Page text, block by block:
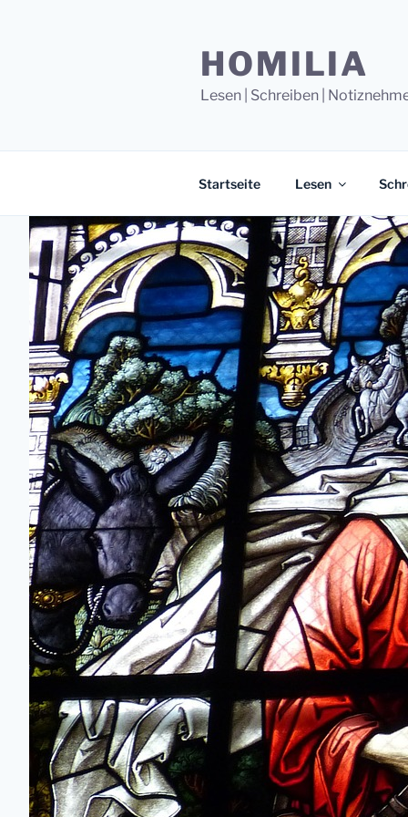
HOMILIA
Lesen | Schreiben |
Startseite Lesen